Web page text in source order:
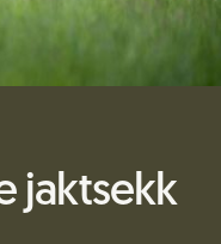
jaktsekk